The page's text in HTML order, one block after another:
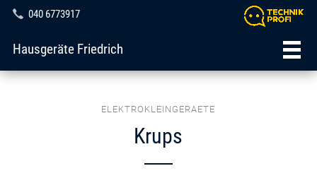
040 6773917
Hausgeräte Friedrich
ELEKTROKLEINGERAETE
Krups